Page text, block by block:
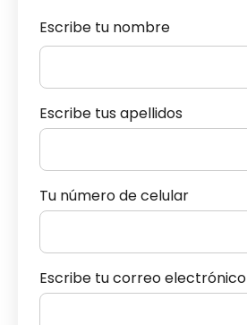
Escribe tu nombre
Escribe tus apellidos
Tu número de celular
Escribe tu correo electrónico